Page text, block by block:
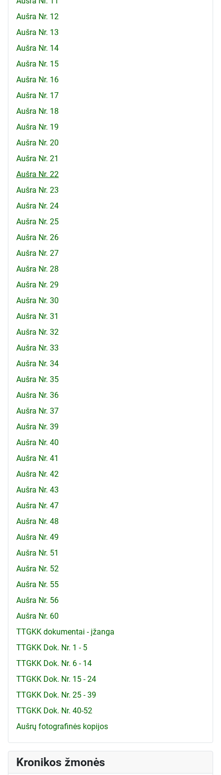
Aušra Nr. 12
Aušra Nr. 13
Aušra Nr. 14
Aušra Nr. 15
Aušra Nr. 16
Aušra Nr. 17
Aušra Nr. 18
Aušra Nr. 19
Aušra Nr. 20
Aušra Nr. 21
Aušra Nr. 22
Aušra Nr. 23
Aušra Nr. 24
Aušra Nr. 25
Aušra Nr. 26
Aušra Nr. 27
Aušra Nr. 28
Aušra Nr. 29
Aušra Nr. 30
Aušra Nr. 31
Aušra Nr. 32
Aušra Nr. 33
Aušra Nr. 34
Aušra Nr. 35
Aušra Nr. 36
Aušra Nr. 37
Aušra Nr. 39
Aušra Nr. 40
Aušra Nr. 41
Aušra Nr. 42
Aušra Nr. 43
Aušra Nr. 47
Aušra Nr. 48
Aušra Nr. 49
Aušra Nr. 51
Aušra Nr. 52
Aušra Nr. 55
Aušra Nr. 56
Aušra Nr. 60
TTGKK dokumentai - įžanga
TTGKK Dok. Nr. 1 - 5
TTGKK Dok. Nr. 6 - 14
TTGKK Dok. Nr. 15 - 24
TTGKK Dok. Nr. 25 - 39
TTGKK Dok. Nr. 40-52
Aušrų fotografinės kopijos
Kronikos žmonės